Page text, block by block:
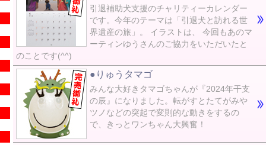
引退補助犬支援のチャリティーカレンダー
です。今年のテーマは「引退犬と訪れる世
界遺産の旅」。 イラストは、 今回もあのマ
ーティンゆうさんのご協力をいただいたと
のことです(^^)
●りゅうタマゴ
みんな大好きタマゴちゃんが『2024年干支
の辰』になりました。転がすとたてがみや
ツノなどの突起で変則的な動きをするの
で、きっとワンちゃん大興奮！